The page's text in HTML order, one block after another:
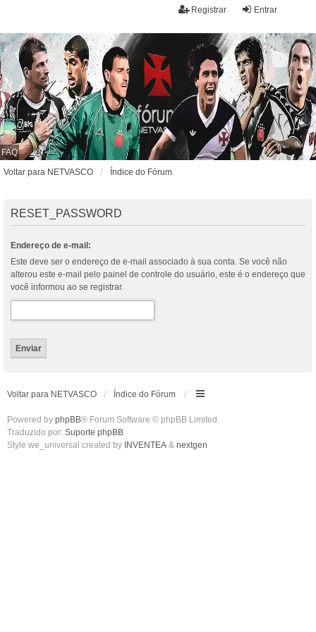
Entrar
Registrar
FAQ
Voltar para NETVASCO
Índice do Fórum
RESET_PASSWORD
Endereço de e-mail:
Este deve ser o endereço de e-mail associado à sua conta. Se você não
alterou este e-mail pelo painel de controle do usuário, este é o endereço que
você informou ao se registrar.
Voltar para NETVASCO Índice do Fórum
Powered by phpBB® Forum Software © phpBB Limited
Traduzido por: Suporte phpBB
Style we_universal created by INVENTEA & nextgen